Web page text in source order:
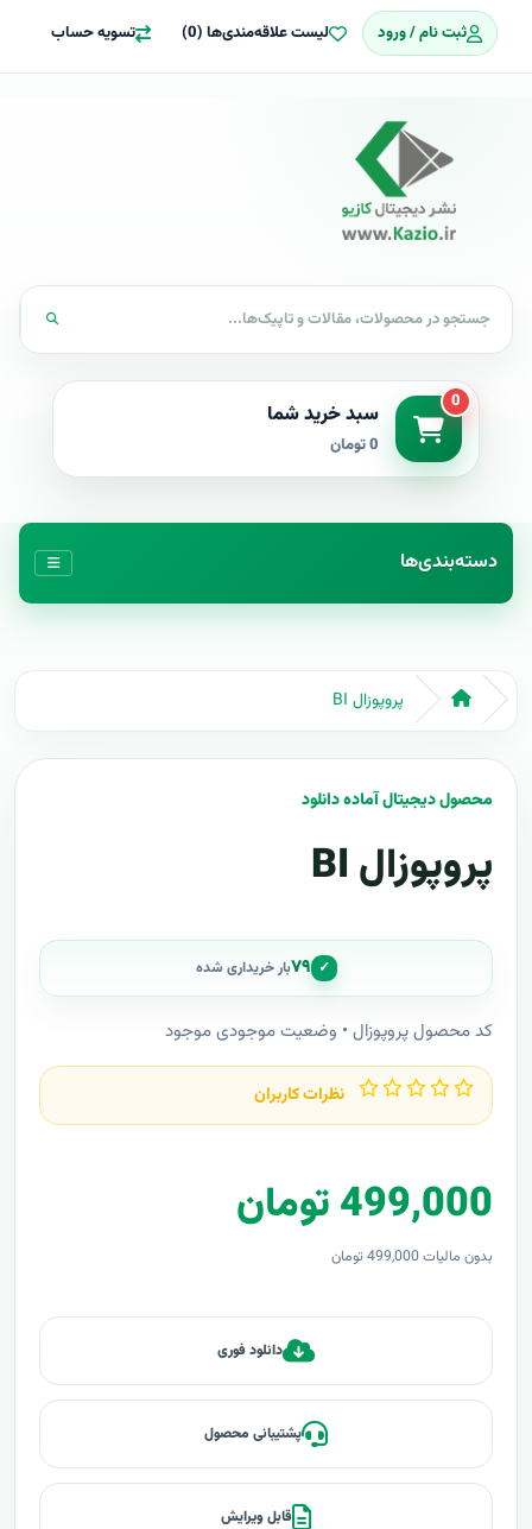
ثبت نام / ورود لیست علاقه‌مندی‌ها (0) تسویه حساب
0 سبد خرید شما
0 تومان
دسته‌بندی‌ها
پروپوزال BI
محصول دیجیتال آماده دانلود
پروپوزال BI
✓ ۷۹بار خریداری شده
کد محصول پروپوزال • وضعیت موجودی موجود
نظرات کاربران
499,000 تومان
بدون مالیات 499,000 تومان
دانلود فوری
پشتیبانی محصول
قابل ویرایش